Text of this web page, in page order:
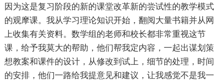
因为这是复习阶段的新的课堂改革新的尝试性的教学模式
的观摩课。我从学习理论知识开始，翻阅大量书籍并从网
上收集有关资料。数学组的老师和校长都非常重视这节
课，给予我莫大的帮助，他们帮我定内容，一起出谋划策
想教案和课件的设计，从修改到试上，细节的处理，时间
的安排，他们一路给我提意见和建议，让我感觉不是我一